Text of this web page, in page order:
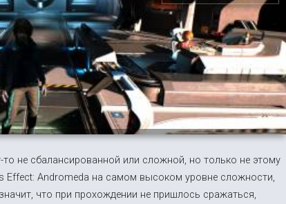
не сбалансированной или сложной, но только не этому
Effect: Andromeda на самом высоком уровне сложности,
что при прохождении не пришлось сражаться,